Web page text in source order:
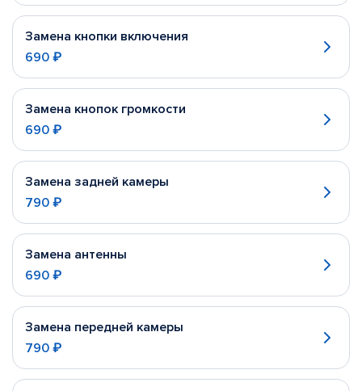
Замена кнопки включения
690 ₽
Замена кнопок громкости
690 ₽
Замена задней камеры
790 ₽
Замена антенны
690 ₽
Замена передней камеры
790 ₽